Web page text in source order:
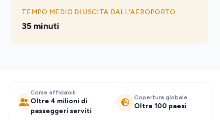
TEMPO MEDIO DI USCITA DALL'AEROPORTO
35 minuti
Corse affidabili
Oltre 4 milioni di
passeggeri serviti
Copertura globale
Oltre 100 paesi